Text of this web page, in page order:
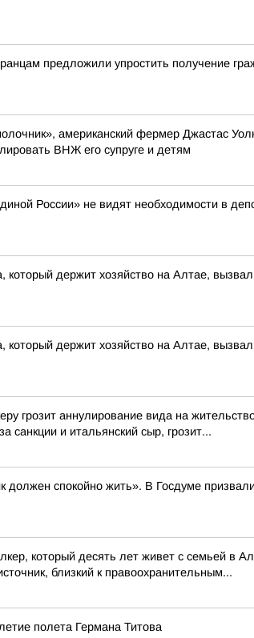
предложили упростить получение
американский фермер Джастас
ВНЖ его супруге и детям
России» не видят необходимости в
который держит хозяйство на Алтае,
который держит хозяйство на Алтае,
грозит аннулирование вида на
санкции и итальянский сыр, грозит...
спокойно жить». В Госдуме
который десять лет живет с семьей в
близкий к правоохранительным...
полета Германа Титова